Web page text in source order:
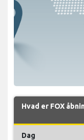
Hvad er FOX
Dag